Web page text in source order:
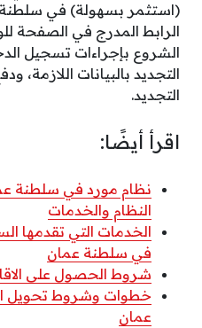
(استثمر بسهولة) في سلطنة
الرابط المدرج في الصفحة
الشروع بإجراءات تسجيل
التجديد بالبيانات اللازمة،
التجديد.
اقرأ أيضًا:
نظام مورد في سلطنة
النظام والخدمات
الخدمات التي تقدمها
في سلطنة عمان
شروط الحصول على
خطوات وشروط تحويل
عمان